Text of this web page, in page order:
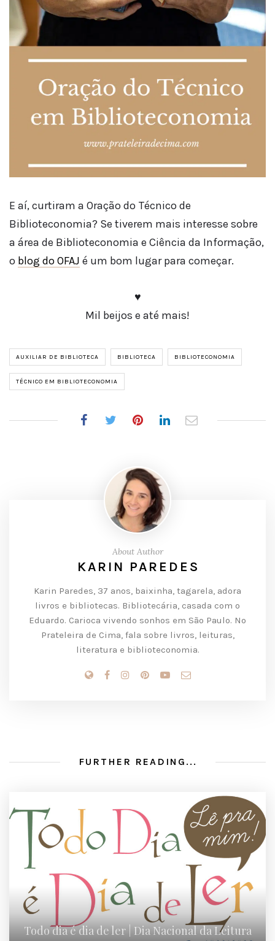
E aí, curtiram a Oração do Técnico de
Biblioteconomia? Se tiverem mais interesse sobre
a área de Biblioteconomia e Ciência da Informação,
o blog do OFAJ é um bom lugar para começar.
♥
Mil beijos e até mais!
AUXILIAR DE BIBLIOTECA BIBLIOTECA BIBLIOTECONOMIA
TÉCNICO EM BIBLIOTECONOMIA
About Author
KARIN PAREDES
Karin Paredes, 37 anos, baixinha, tagarela, adora
livros e bibliotecas. Bibliotecária, casada com o
Eduardo. Carioca vivendo sonhos em São Paulo. No
Prateleira de Cima, fala sobre livros, leituras,
literatura e biblioteconomia.
FURTHER READING...
Todo dia é dia de ler | Dia Nacional da Leitura